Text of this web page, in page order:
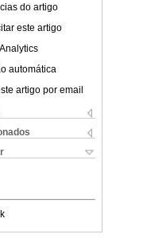
do artigo
este artigo
automática
artigo por email